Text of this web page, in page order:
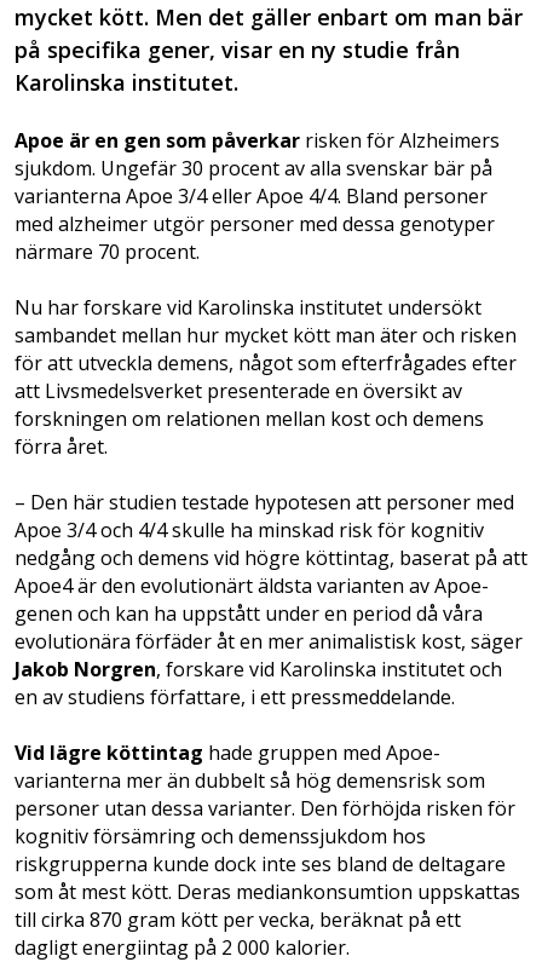
mycket kött. Men det gäller enbart om man bär
på specifika gener, visar en ny studie från
Karolinska institutet.
Apoe är en gen som påverkar risken för Alzheimers
sjukdom. Ungefär 30 procent av alla svenskar bär på
varianterna Apoe 3/4 eller Apoe 4/4. Bland personer
med alzheimer utgör personer med dessa genotyper
närmare 70 procent.
Nu har forskare vid Karolinska institutet undersökt
sambandet mellan hur mycket kött man äter och risken
för att utveckla demens, något som efterfrågades efter
att Livsmedelsverket presenterade en översikt av
forskningen om relationen mellan kost och demens
förra året.
– Den här studien testade hypotesen att personer med
Apoe 3/4 och 4/4 skulle ha minskad risk för kognitiv
nedgång och demens vid högre köttintag, baserat på att
Apoe4 är den evolutionärt äldsta varianten av Apoe-
genen och kan ha uppstått under en period då våra
evolutionära förfäder åt en mer animalistisk kost, säger
Jakob Norgren, forskare vid Karolinska institutet och
en av studiens författare, i ett pressmeddelande.
Vid lägre köttintag hade gruppen med Apoe-
varianterna mer än dubbelt så hög demensrisk som
personer utan dessa varianter. Den förhöjda risken för
kognitiv försämring och demenssjukdom hos
riskgrupperna kunde dock inte ses bland de deltagare
som åt mest kött. Deras mediankonsumtion uppskattas
till cirka 870 gram kött per vecka, beräknat på ett
dagligt energiintag på 2 000 kalorier.